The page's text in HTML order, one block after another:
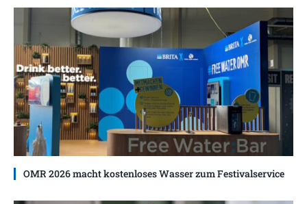
OMR 2026 macht kostenloses Wasser zum Festivalservice